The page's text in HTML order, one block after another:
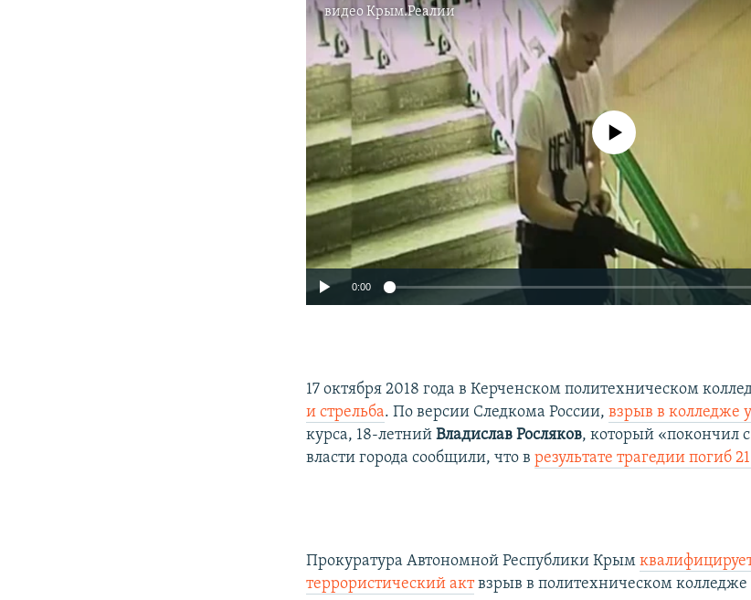
видеоКрым.Реалии
No media source currently available
0:00
17 октября 2018 года в Керченском политехническом
и стрельба. По версии Следкома России,взрыв в колледже
курса, 18-летнийВладислав Росляков, который «покончил
власти города сообщили, что врезультате трагедии погиб
Прокуратура Автономной Республики Крым
террористический актвзрыв в политехническом колледже